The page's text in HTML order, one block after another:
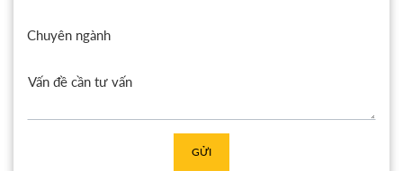
Chuyên ngành
GỬI